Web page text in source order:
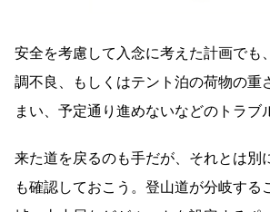
安全を考慮して入念に考えた計画でも
調不良、もしくはテント泊の荷物の重
まい、予定通り進めないなどのトラブ
来た道を戻るのも手だが、それとは別
も確認しておこう。登山道が分岐する